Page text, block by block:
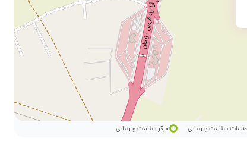
سلامت و زیبایی مرکز سلامت و زیبایی